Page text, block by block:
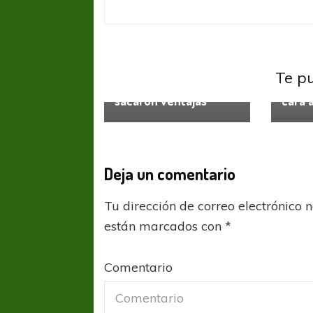
Te
sacaron ventajas
cara
Deja un comentario
Tu dirección de correo electrónico
están marcados con*
Comentario